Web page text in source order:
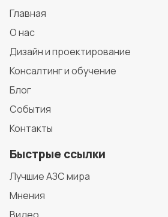
Главная
О нас
Дизайн и проектирование
Консалтинг и обучение
Блог
События
Контакты
Быстрые ссылки
Лучшие АЗС мира
Мнения